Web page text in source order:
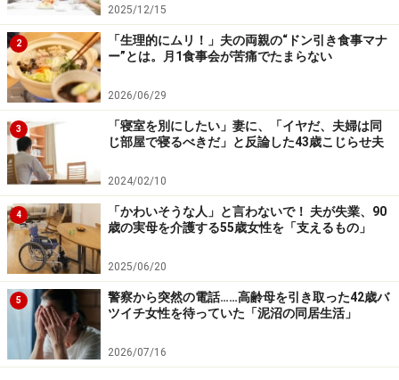
2025/12/15
2
「生理的にムリ！」夫の両親の“ドン引き食事マナ
ー”とは。月1食事会が苦痛でたまらない
2026/06/29
3
「寝室を別にしたい」妻に、「イヤだ、夫婦は同
じ部屋で寝るべきだ」と反論した43歳こじらせ夫
2024/02/10
4
「かわいそうな人」と言わないで！ 夫が失業、90
歳の実母を介護する55歳女性を「支えるもの」
2025/06/20
5
警察から突然の電話……高齢母を引き取った42歳バ
ツイチ女性を待っていた「泥沼の同居生活」
2026/07/16